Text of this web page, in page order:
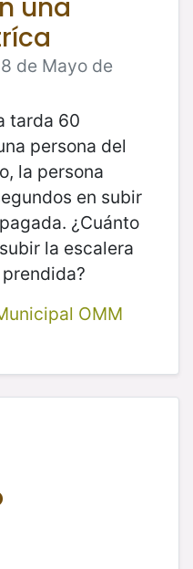
una
de Mayo de
tarda 60
persona del
la persona
en subir
¿Cuánto
la escalera
OMM